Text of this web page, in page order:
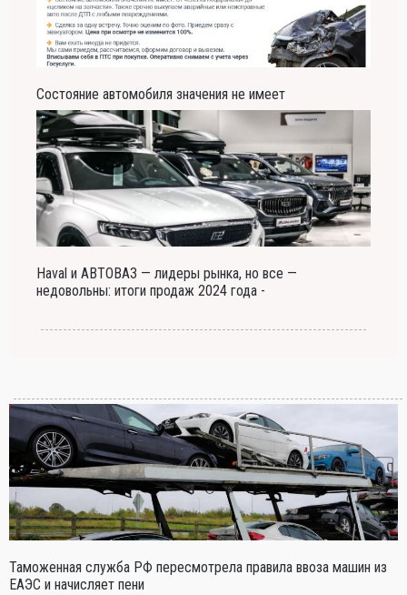
Состояние автомобиля значения не имеет
Haval и АВТОВАЗ — лидеры рынка, но все —
недовольны: итоги продаж 2024 года -
Таможенная служба РФ пересмотрела правила ввоза машин из
ЕАЭС и начисляет пени